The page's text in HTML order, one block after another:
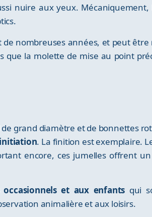
nuire aux yeux.
nombreuses années, et peut
que la molette de mise au point
grand diamètre et de bonnettes
. La finition est exemplaire.
encore, ces jumelles offrent
et aux enfants qui
animalière et aux loisirs.